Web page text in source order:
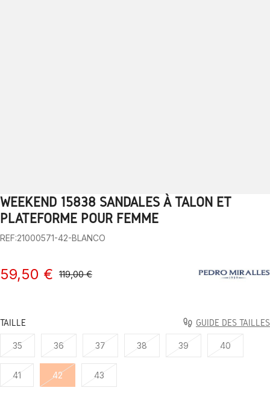
1 2 3 4 5 6 7 8 9 10
WEEKEND 15838 SANDALES À TALON ET
PLATEFORME POUR FEMME
REF:21000571-42-BLANCO
59,50 € 119,00 €
TAILLE GUIDE DES TAILLES
35 36 37 38 39 40
41 42 43